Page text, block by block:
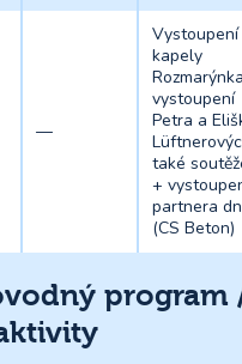
—
Vystoupení
kapely
vystoupení
Petra a
také
+
partnera
(CS Beton)
program